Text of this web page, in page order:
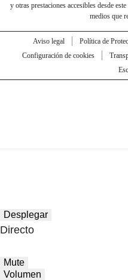
y otras prestaciones accesibles desde
medios que
Aviso legal Política de
Configuración de cookies
Desplegar
Directo
Mute
Volumen